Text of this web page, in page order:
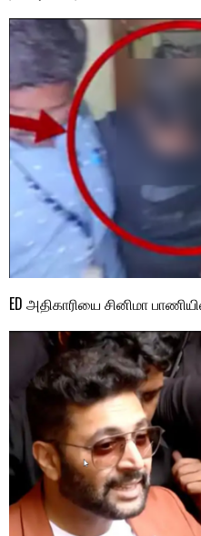
ED அதிகாரியை சினிமா